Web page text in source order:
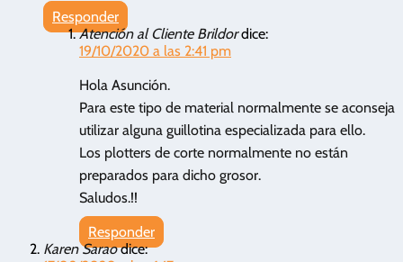
Responder
Atención al Cliente Brildor dice:
19/10/2020 a las 2:41 pm
Hola Asunción.
Para este tipo de material normalmente se aconseja
utilizar alguna guillotina especializada para ello.
Los plotters de corte normalmente no están
preparados para dicho grosor.
Saludos.!!
Responder
Karen Sarao dice: